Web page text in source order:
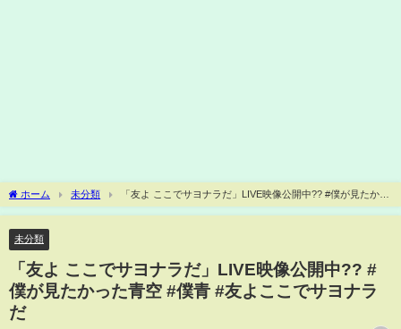
ホーム 未分類
「友よ ここでサヨナラだ」LIVE映像公開中?? #僕が見たかっ
た青空 #僕青 #友よここでサヨナラだ
未分類
「友よ ここでサヨナラだ」LIVE映像公開中?? #
僕が見たかった青空 #僕青 #友よここでサヨナラ
だ